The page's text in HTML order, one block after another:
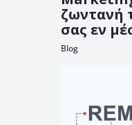
ζωντανή
σας εν
Blog